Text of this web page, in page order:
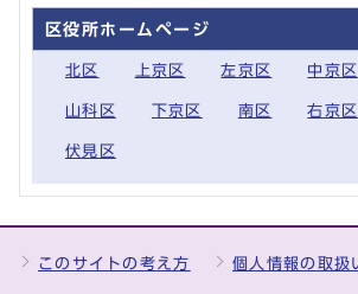
区役所ホームページ
北区 上京区 左京区 中京区
山科区 下京区 南区 右京区
伏見区
このサイトの考え方 個人情報の取扱